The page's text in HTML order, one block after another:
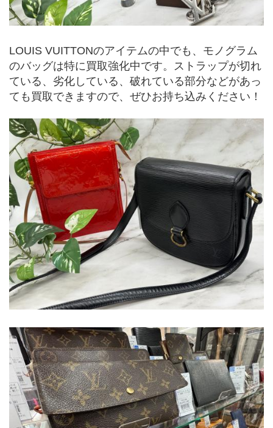
LOUIS VUITTONのアイテムの中でも、モノグラム
のバッグは特に買取強化中です。ストラップが切れ
ている、劣化している、破れている部分などがあっ
ても買取できますので、ぜひお持ち込みください！